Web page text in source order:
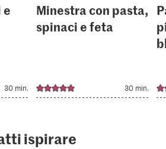
30 min.
Minestra con pasta,
spinaci e feta
30 min.
ispirare